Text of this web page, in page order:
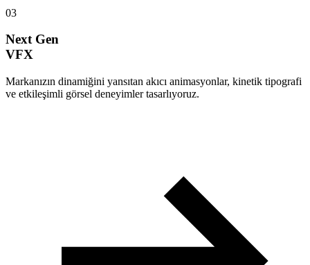
03
Next Gen
VFX
Markanızın dinamiğini yansıtan akıcı animasyonlar, kinetik tipografi
ve etkileşimli görsel deneyimler tasarlıyoruz.